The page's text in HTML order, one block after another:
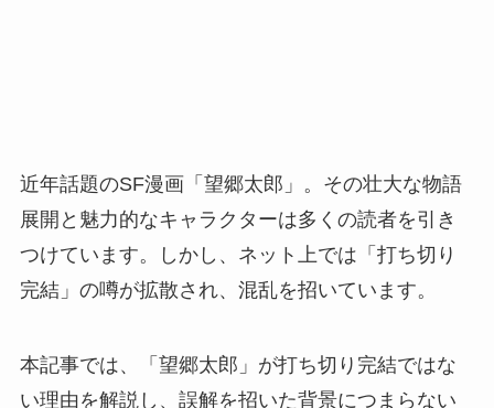
近年話題のSF漫画「望郷太郎」。その壮大な物語
展開と魅力的なキャラクターは多くの読者を引き
つけています。しかし、ネット上では「打ち切り
完結」の噂が拡散され、混乱を招いています。
本記事では、「望郷太郎」が打ち切り完結ではな
い理由を解説し、誤解を招いた背景につまらない